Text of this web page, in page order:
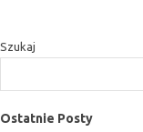
Szukaj
Ostatnie Posty